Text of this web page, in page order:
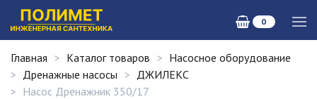
0
Главная Каталог товаров
Насосное оборудование
Дренажные насосы
ДЖИЛЕКС
Насос Дренажник 350/17